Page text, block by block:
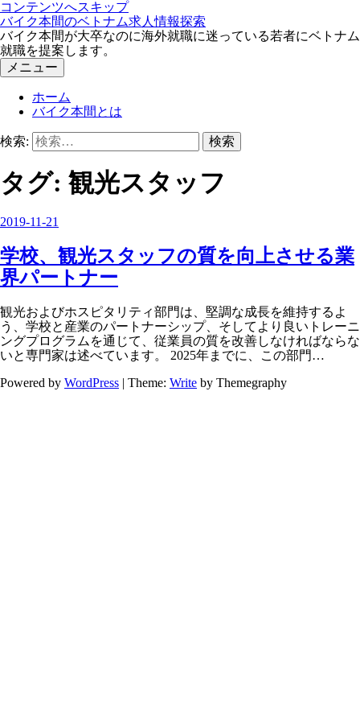
コンテンツへスキップ
バイク本間のベトナム求人情報探索
バイク本間が大卒なのに海外就職に迷っている若者にベトナム
就職を提案します。
メニュー
ホーム
バイク本間とは
検索:
タグ: 観光スタッフ
2019-11-21
学校、観光スタッフの質を向上させる業
界パートナー
観光およびホスピタリティ部門は、堅調な成長を維持するよ
う、学校と産業のパートナーシップ、そしてより良いトレーニ
ングプログラムを通じて、従業員の質を改善しなければならな
いと専門家は述べています。 2025年までに、この部門…
Powered by WordPress | Theme: Write by Themegraphy